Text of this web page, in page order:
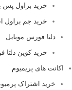
خرید براول پس
خرید جم براول
دلتا فورس موبایل
خرید کوین دلتا
اکانت های پریمیوم
خرید اشتراک